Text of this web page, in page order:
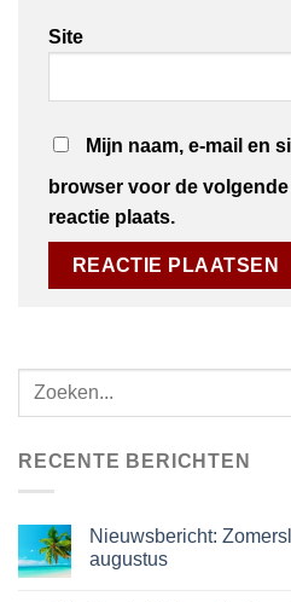
Site
Mijn naam, e-mail en
browser voor de
reactie plaats.
Zoeken
naar:
RECENTE BERICHTEN
Nieuwsbericht:
augustus